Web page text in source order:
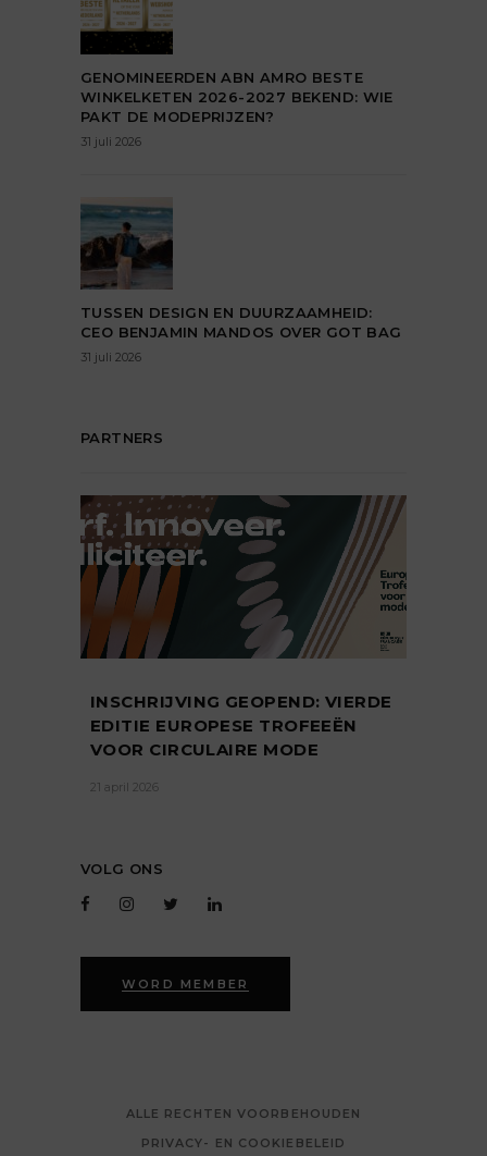
GENOMINEERDEN ABN AMRO BESTE
WINKELKETEN 2026-2027 BEKEND: WIE
PAKT DE MODEPRIJZEN?
31 juli 2026
TUSSEN DESIGN EN DUURZAAMHEID:
CEO BENJAMIN MANDOS OVER GOT BAG
31 juli 2026
PARTNERS
INSCHRIJVING GEOPEND: VIERDE
EDITIE EUROPESE TROFEEËN
VOOR CIRCULAIRE MODE
21 april 2026
VOLG ONS
WORD MEMBER
ALLE RECHTEN VOORBEHOUDEN
PRIVACY- EN COOKIEBELEID